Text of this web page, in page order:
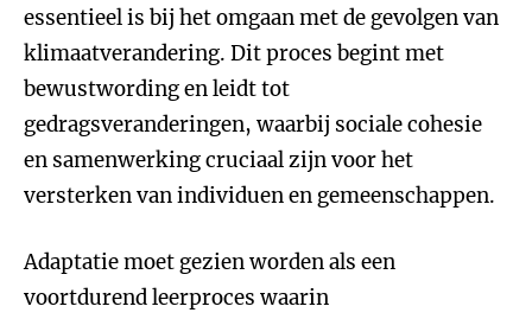
essentieel is bij het omgaan met de gevolgen van
klimaatverandering. Dit proces begint met
bewustwording en leidt tot
gedragsveranderingen, waarbij sociale cohesie
en samenwerking cruciaal zijn voor het
versterken van individuen en gemeenschappen.
Adaptatie moet gezien worden als een
voortdurend leerproces waarin